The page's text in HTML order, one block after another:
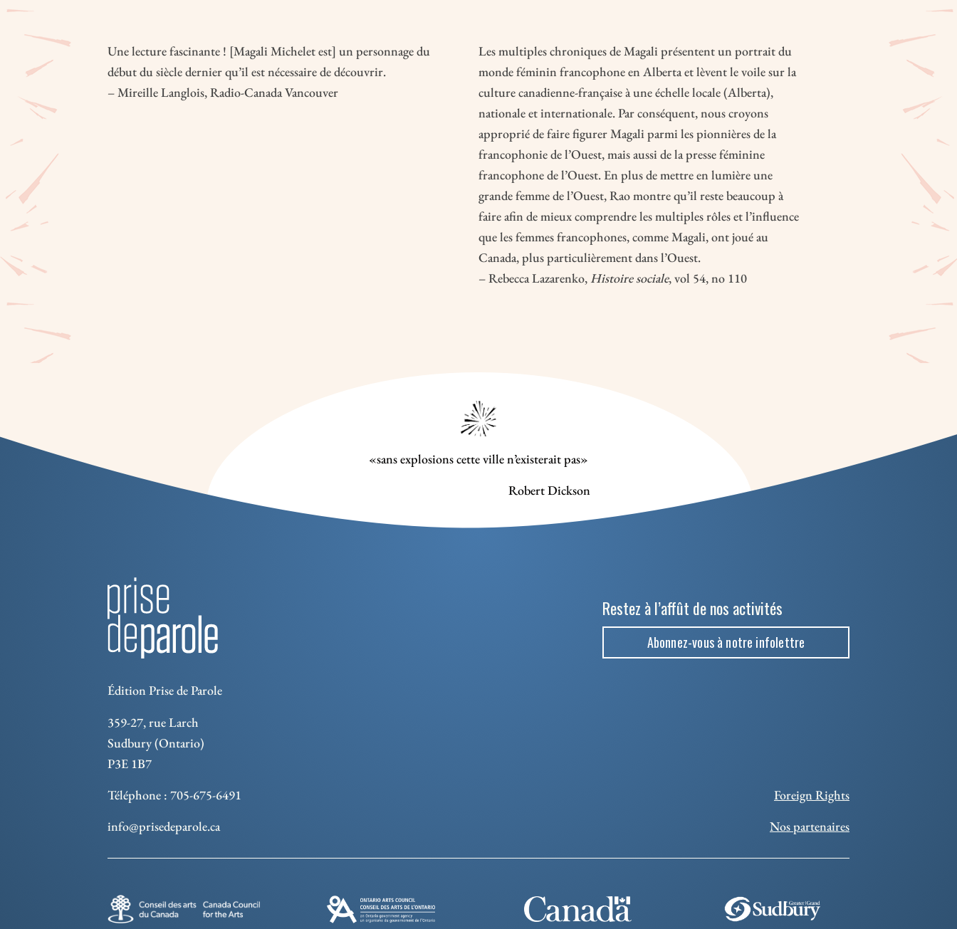
Une lecture fascinante ! [Magali Michelet est] un personnage du
début du siècle dernier qu’il est nécessaire de découvrir.
– Mireille Langlois, Radio-Canada Vancouver
Les multiples chroniques de Magali présentent un portrait du
monde féminin francophone en Alberta et lèvent le voile sur la
culture canadienne-française à une échelle locale (Alberta),
nationale et internationale. Par conséquent, nous croyons
approprié de faire figurer Magali parmi les pionnières de la
francophonie de l’Ouest, mais aussi de la presse féminine
francophone de l’Ouest. En plus de mettre en lumière une
grande femme de l’Ouest, Rao montre qu’il reste beaucoup à
faire afin de mieux comprendre les multiples rôles et l’influence
que les femmes francophones, comme Magali, ont joué au
Canada, plus particulièrement dans l’Ouest.
– Rebecca Lazarenko, Histoire sociale, vol 54, no 110
«sans explosions cette ville n’existerait pas»
Robert Dickson
Édition Prise de Parole
359-27, rue Larch
Sudbury (Ontario)
P3E 1B7
Téléphone : 705-675-6491
info@prisedeparole.ca
Restez à l’affût de nos activités
Abonnez-vous à notre infolettre
Foreign Rights
Nos partenaires